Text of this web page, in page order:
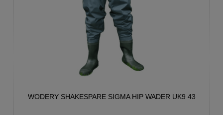
WODERY SHAKESPARE SIGMA HIP WADER UK9 43